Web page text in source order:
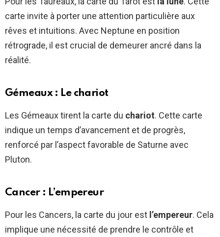
carte invite à porter une attention particulière aux
rêves et intuitions. Avec Neptune en position
rétrograde, il est crucial de demeurer ancré dans la
réalité.
Gémeaux : Le chariot
Les Gémeaux tirent la carte du chariot. Cette carte
indique un temps d’avancement et de progrès,
renforcé par l’aspect favorable de Saturne avec
Pluton.
Cancer : L’empereur
Pour les Cancers, la carte du jour est l’empereur. Cela
implique une nécessité de prendre le contrôle et